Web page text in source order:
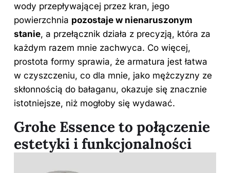
wody przepływającej przez kran, jego
powierzchnia pozostaje w nienaruszonym
stanie, a przełącznik działa z precyzją, która za
każdym razem mnie zachwyca. Co więcej,
prostota formy sprawia, że armatura jest łatwa
w czyszczeniu, co dla mnie, jako mężczyzny ze
skłonnością do bałaganu, okazuje się znacznie
istotniejsze, niż mogłoby się wydawać.
Grohe Essence to połączenie
estetyki i funkcjonalności